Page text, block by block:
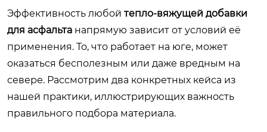
Эффективность любой тепло-вяжущей добавки
для асфальта напрямую зависит от условий её
применения. То, что работает на юге, может
оказаться бесполезным или даже вредным на
севере. Рассмотрим два конкретных кейса из
нашей практики, иллюстрирующих важность
правильного подбора материала.